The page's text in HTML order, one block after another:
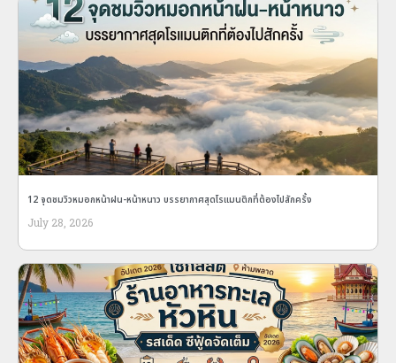
12 จุดชมวิวหมอกหน้าฝน-หน้าหนาว บรรยากาศสุดโรแมนติกที่ต้องไปสักครั้ง
July 28, 2026